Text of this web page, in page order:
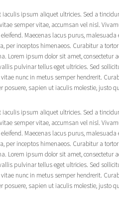
ipsum aliquet ultricies. Sed a
semper vitae, accumsan vel nisl.
Maecenas lacus purus, malesuada
per inceptos himenaeos. Curabitur a
Lorem ipsum dolor sit amet, consectetur
pulvinar tellus eget ultricies. Sed
nunc in metus semper hendrerit.
sapien ut iaculis molestie, justo
ipsum aliquet ultricies. Sed a
semper vitae, accumsan vel nisl.
Maecenas lacus purus, malesuada
per inceptos himenaeos. Curabitur a
Lorem ipsum dolor sit amet, consectetur
pulvinar tellus eget ultricies. Sed
nunc in metus semper hendrerit.
sapien ut iaculis molestie, justo